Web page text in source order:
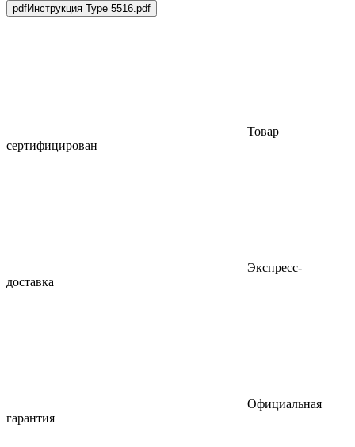
pdfИнструкция Type 5516.pdf
Товар
сертифицирован
Экспресс-
доставка
Официальная
гарантия